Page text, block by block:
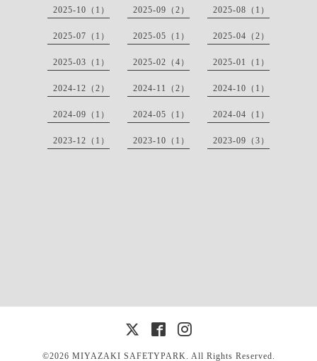
2025-10（1） 2025-09（2） 2025-08（1）
2025-07（1） 2025-05（1） 2025-04（2）
2025-03（1） 2025-02（4） 2025-01（1）
2024-12（2） 2024-11（2） 2024-10（1）
2024-09（1） 2024-05（1） 2024-04（1）
2023-12（1） 2023-10（1） 2023-09（3）
©2026 MIYAZAKI SAFETYPARK. All Rights Reserved.